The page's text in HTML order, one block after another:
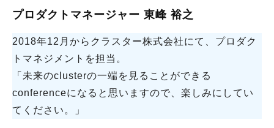
プロダクトマネージャー 東峰 裕之
2018年12月からクラスター株式会社にて、プロダク
トマネジメントを担当。
「未来のclusterの一端を見ることができる
conferenceになると思いますので、楽しみにしてい
てください。」